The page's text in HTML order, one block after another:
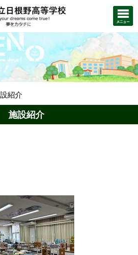
紹介
施設紹介